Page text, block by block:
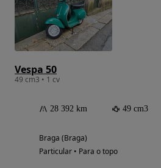
Vespa 50
49 cm3 • 1 cv
28 392 km 49 cm3
Braga (Braga)
Particular • Para o topo